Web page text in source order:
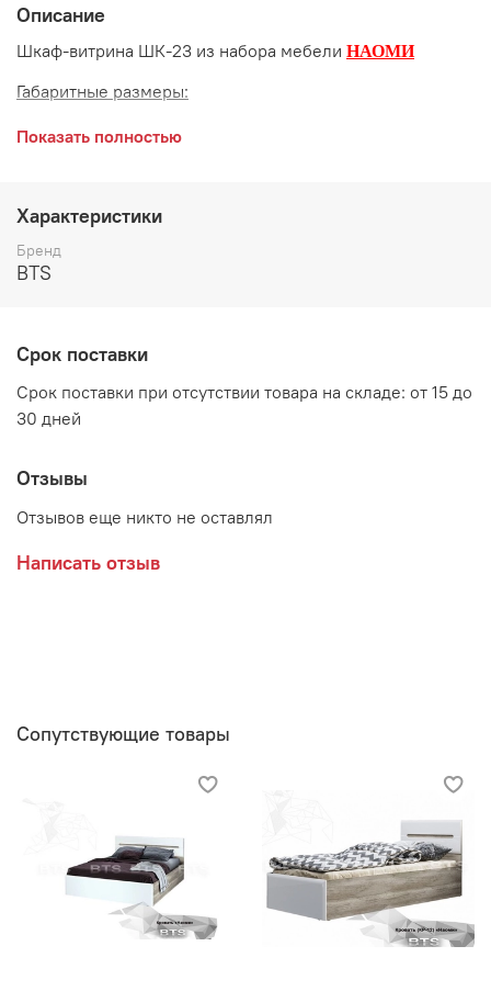
Описание
Шкаф-витрина ШК-23 из набора мебели НАОМИ
Габаритные размеры:
длина 602 мм
высота 1900 мм
Цвет:Дуб Каньон/Белый глянец
Производитель:
Мебельная фабрика BTS
Показать полностью
Характеристики
Бренд
BTS
Срок поставки
Срок поставки при отсутствии товара на складе: от 15 до
30 дней
Отзывы
Отзывов еще никто не оставлял
Написать отзыв
Сопутствующие товары